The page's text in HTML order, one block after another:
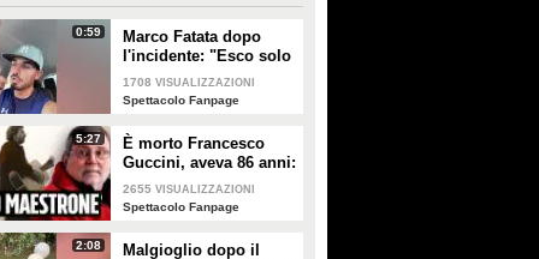
0:59
Marco Fatata dopo
l'incidente: "Esco solo
di sera, i primi tempi
non riuscivo a
1708 VISUALIZZAZIONI
Spettacolo Fanpage
5:27
È morto Francesco
Guccini, aveva 86 anni:
è stato uno dei
cantautori più
2655 VISUALIZZAZIONI
Spettacolo Fanpage
2:08
Malgioglio dopo il